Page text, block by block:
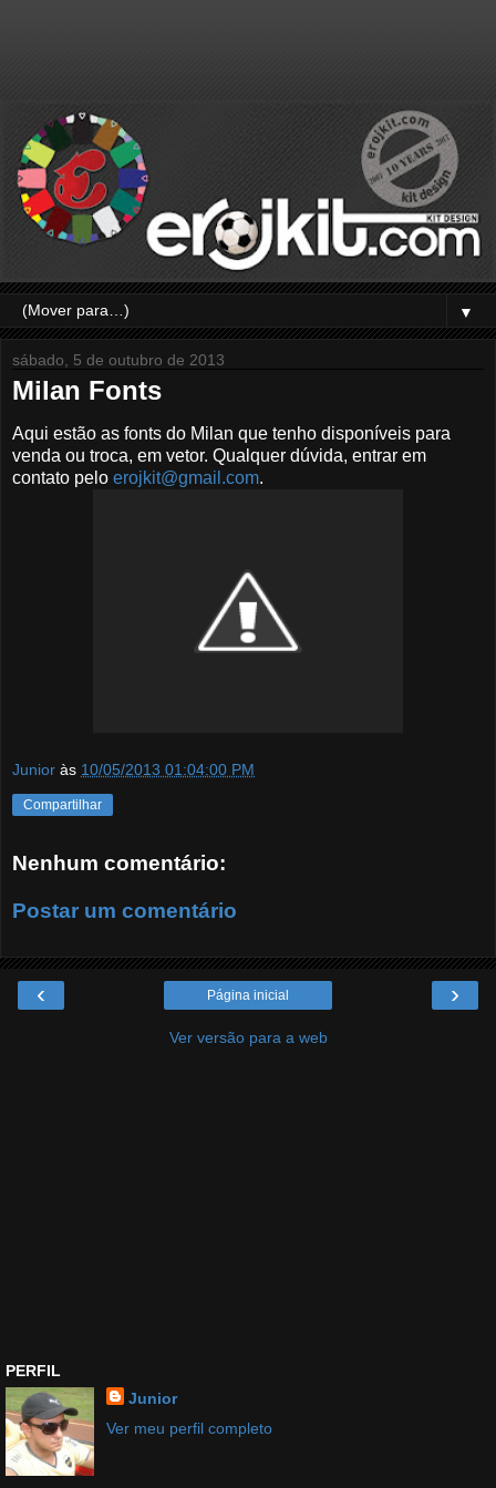
▼
sábado, 5 de outubro de 2013
Milan Fonts
Aqui estão as fonts do Milan que tenho disponíveis para
venda ou troca, em vetor. Qualquer dúvida, entrar em
contato pelo erojkit@gmail.com.
Junior às 10/05/2013 01:04:00 PM
Compartilhar
Nenhum comentário:
Postar um comentário
‹ ›
Página inicial
Ver versão para a web
PERFIL
Junior
Ver meu perfil completo